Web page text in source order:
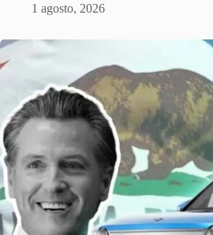
1 agosto, 2026